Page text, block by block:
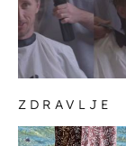
ZDRAVLJE